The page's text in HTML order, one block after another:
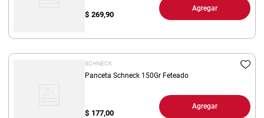
$ 269,90
Agregar
SCHNECK
Panceta Schneck 150Gr Feteado
$ 177,00
Agregar